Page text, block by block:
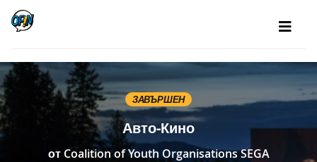
ЗАВЪРШЕН
Авто-Кино
от Coalition of Youth Organisations SEGA